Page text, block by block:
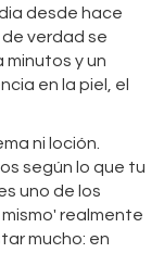
desde hace
verdad se
y un
en la piel, el
ni loción.
según lo que tu
uno de los
realmente
mucho: en